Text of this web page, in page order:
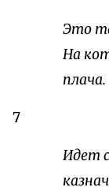
Это
На
плача.
7
Идет